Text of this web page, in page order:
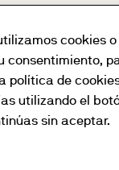
cookies
consentimiento,
política de
utilizando el
sin aceptar.